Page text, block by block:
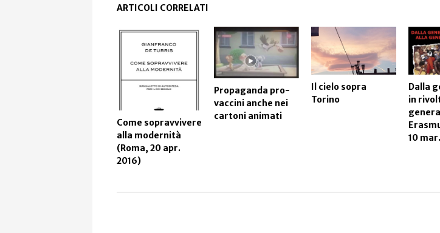
ARTICOLI CORRELATI
Come sopravvivere
alla modernità
(Roma, 20 apr.
2016)
Propaganda pro-
vaccini anche nei
cartoni animati
Il cielo sopra
Torino
Dalla
in
10